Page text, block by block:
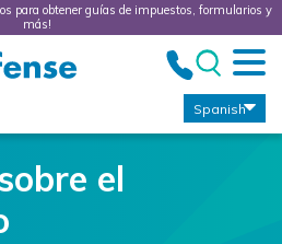
para obtener guías de impuestos, formularios y
más!
Spanish
el